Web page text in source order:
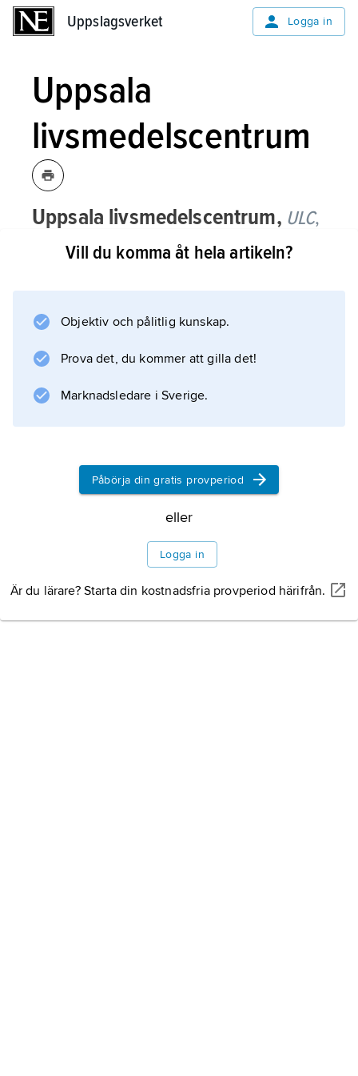
Uppslagsverket Logga in
Uppsala
livsmedelscentrum
Uppsala livsmedelscentrum, ULC,
Uppsala, organ, bildat 1989, för
samarbete på livsmedelsområdet
Uppsala universitet och
Livsmedelsverket.
ULC har till uppgift att förmedla kontakter dels
mellan olika forskare, dels mellan forskare och
kvalitetsproblem inom livsmedelsområdet från
internationell synpunkt.
Information om artikeln
Vill du komma åt hela artikeln?
Objektiv och pålitlig kunskap.
Prova det, du kommer att gilla det!
Marknadsledare i Sverige.
Påbörja din gratis provperiod
eller
Logga in
Är du lärare? Starta din kostnadsfria provperiod härifrån.